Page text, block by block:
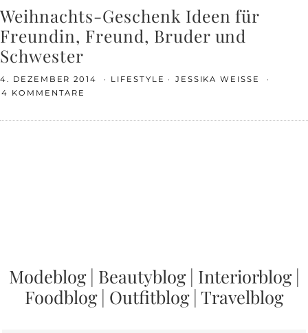
Weihnachts-Geschenk Ideen für
Freundin, Freund, Bruder und
Schwester
4. DEZEMBER 2014 LIFESTYLE
JESSIKA WEISSE
KOMMENTARE
Modeblog| Beautyblog| Interiorblog|
Foodblog| Outfitblog| Travelblog